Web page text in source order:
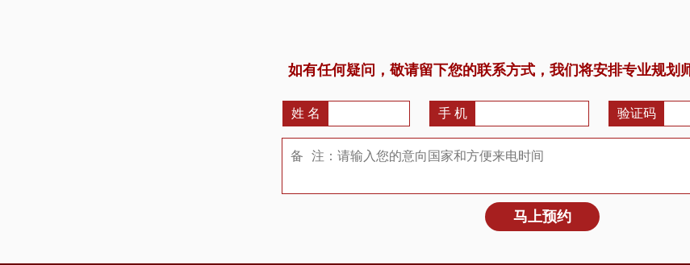
如有任何疑问，敬请留下您的联系方式，我们将安排专业规划
姓 名 手 机 验证码
马上预约